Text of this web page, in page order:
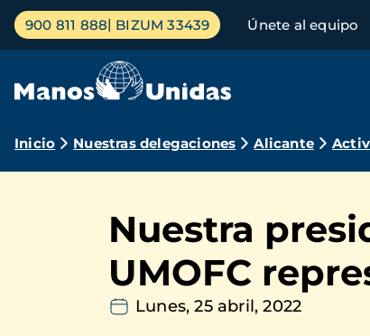
Pasar
contenido
Menú
principal
900 811 888 BIZUM 33439 Únete al equipo
Ruta
navegación
Inicio Nuestras delegaciones Alicante
Nuestra
UMOFC
Lunes, 25 abril, 2022